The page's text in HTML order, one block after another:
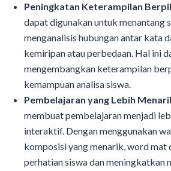
Peningkatan Keterampilan
dapat digunakan untuk menantang
menganalisis hubungan antar kata
kemiripan atau perbedaan. Hal ini
mengembangkan keterampilan
kemampuan analisa siswa.
Pembelajaran yang Lebih
membuat pembelajaran menjadi
interaktif. Dengan menggunakan
komposisi yang menarik, word mat
perhatian siswa dan meningkatkan